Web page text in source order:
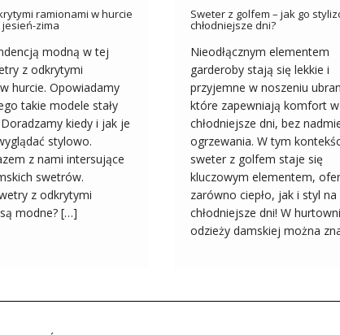
ramionami w hurcie
zima
modną w tej
z odkrytymi
hurcie. Opowiadamy
takie modele stały
kiedy i jak je
stylowo.
z nami intersujące
swetrów.
z odkrytymi
modne? […]
Sweter z golfem – jak go
chłodniejsze dni?
Nieodłącznym elementem
garderoby stają się lekkie i
przyjemne w noszeniu
które zapewniają komfort w
chłodniejsze dni, bez
ogrzewania. W tym
sweter z golfem staje się
kluczowym elementem,
zarówno ciepło, jak i styl na
chłodniejsze dni! W hurtowni
odzieży damskiej można